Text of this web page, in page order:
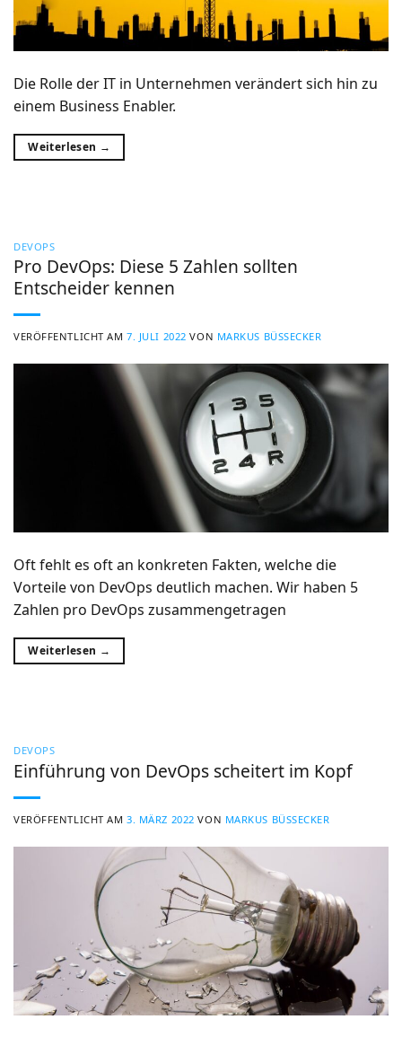
Die Rolle der IT in Unternehmen verändert sich hin zu
einem Business Enabler.
Weiterlesen →
DEVOPS
Pro DevOps: Diese 5 Zahlen sollten
Entscheider kennen
VERÖFFENTLICHT AM7. JULI 2022 VON MARKUS BÜSSECKER
Oft fehlt es oft an konkreten Fakten, welche die
Vorteile von DevOps deutlich machen. Wir haben 5
Zahlen pro DevOps zusammengetragen
Weiterlesen →
DEVOPS
Einführung von DevOps scheitert im Kopf
VERÖFFENTLICHT AM3. MÄRZ 2022 VON MARKUS BÜSSECKER